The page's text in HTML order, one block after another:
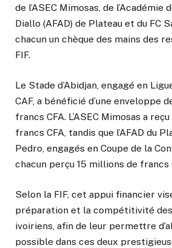
de l’ASEC Mimosas, de
Diallo (AFAD) de Plateau et du FC
chacun un chèque des mains des
FIF.
Le Stade d’Abidjan, engagé en
CAF, a bénéficié d’une enveloppe
francs CFA. L’ASEC Mimosas a
francs CFA, tandis que l’AFAD du
Pedro, engagés en Coupe de la
chacun perçu 15 millions de francs
Selon la FIF, cet appui financier
préparation et la compétitivité
ivoiriens, afin de leur permettre
possible dans ces deux